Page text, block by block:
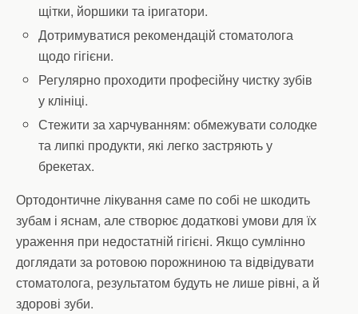
щітки, йоршики та іригатори.
Дотримуватися рекомендацій стоматолога
щодо гігієни.
Регулярно проходити професійну чистку зубів
у клініці.
Стежити за харчуванням: обмежувати солодке
та липкі продукти, які легко застряють у
брекетах.
Ортодонтичне лікування саме по собі не шкодить
зубам і яснам, але створює додаткові умови для їх
ураження при недостатній гігієні. Якщо сумлінно
доглядати за ротовою порожниною та відвідувати
стоматолога, результатом будуть не лише рівні, а й
здорові зуби.